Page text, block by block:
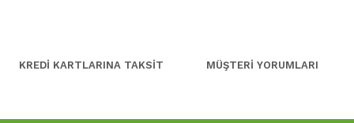
KREDİ KARTLARINA TAKSİT MÜŞTERİ YORUMLARI